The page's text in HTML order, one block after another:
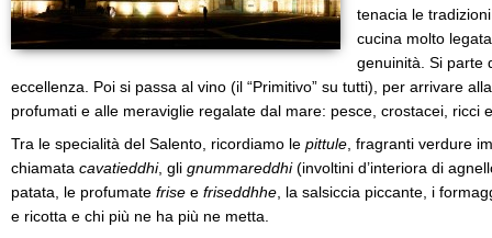
tenacia le
cucina molto
genuinità. Si parte
eccellenza. Poi si passa al vino (il “Primitivo” su tutti), per arrivare
profumati e alle meraviglie regalate dal mare: pesce, crostacei, ricci
Tra le specialità del Salento, ricordiamo le pittule , fragranti verdure
chiamata cavatieddhi, gli gnummareddhi(involtini d’interiora di
patata, le profumate frise e friseddhhe , la salsiccia piccante, i
e ricotta e chi più ne ha più ne metta.